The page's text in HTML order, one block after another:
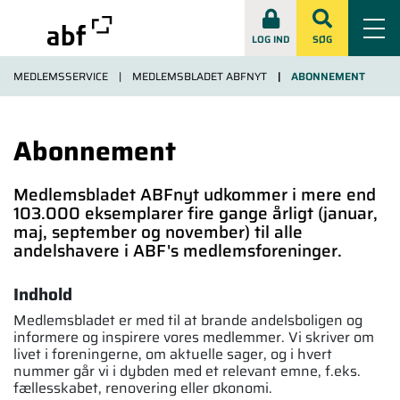
LOG IND SØG
MEDLEMSSERVICE MEDLEMSBLADET ABFNYT ABONNEMENT
Abonnement
Medlemsbladet ABFnyt udkommer i mere end
103.000 eksemplarer fire gange årligt (januar,
maj, september og november) til alle
andelshavere i ABF's medlemsforeninger.
Indhold
Medlemsbladet er med til at brande andelsboligen og
informere og inspirere vores medlemmer. Vi skriver om
livet i foreningerne, om aktuelle sager, og i hvert
nummer går vi i dybden med et relevant emne, f.eks.
fællesskabet, renovering eller økonomi.